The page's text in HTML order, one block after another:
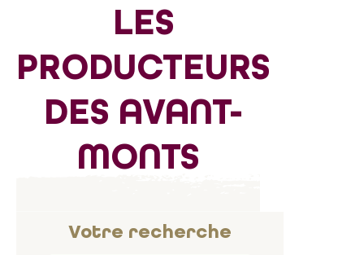
LES
PRODUCTEURS
DES AVANT-
MONTS
Votre recherche